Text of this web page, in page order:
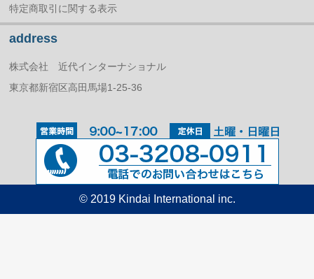
特定商取引に関する表示
address
株式会社 近代インターナショナル
東京都新宿区高田馬場1-25-36
© 2019 Kindai International inc.